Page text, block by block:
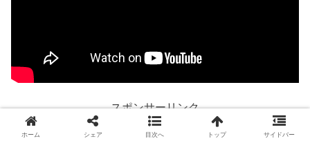
スポンサーリンク
ホーム シェア 目次へ トップ サイドバー